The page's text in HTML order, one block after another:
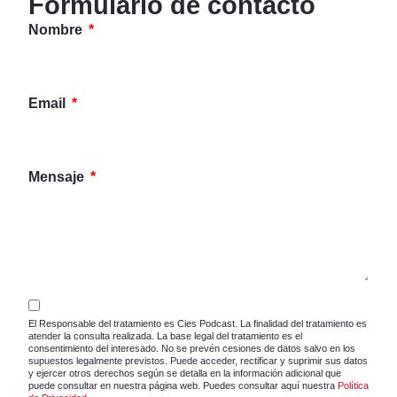
Nombre
Email
Mensaje
El Responsable del tratamiento es Cies Podcast. La finalidad del tratamiento es
atender la consulta realizada. La base legal del tratamiento es el
consentimiento del interesado. No se prevén cesiones de datos salvo en los
supuestos legalmente previstos. Puede acceder, rectificar y suprimir sus datos
y ejercer otros derechos según se detalla en la información adicional que
puede consultar en nuestra página web. Puedes consultar aquí nuestra Política